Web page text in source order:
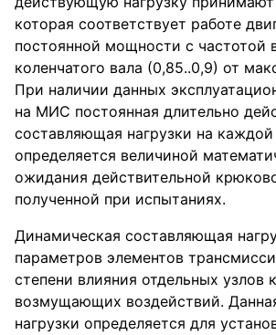
которая соответствует работе
постоянной мощности с частотой
коленчатого вала (0,85..0,9) от
При наличии данных
на МИС постоянная длительно
составляющая нагрузки на
определяется величиной
ожидания действительной
полученной при испытаниях.
Динамическая составляющая
параметров элементов
степени влияния отдельных узлов
возмущающих воздействий.
нагрузки определяется для